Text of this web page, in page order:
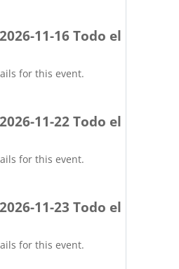
11-16 Todo el
for this event.
11-22 Todo el
for this event.
11-23 Todo el
for this event.